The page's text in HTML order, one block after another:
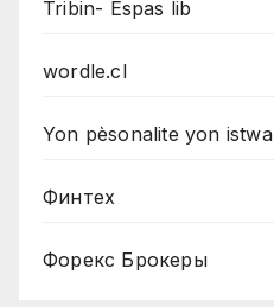
Tribin- Espas lib
wordle.cl
Yon pèsonalite yon istwa
Финтех
Форекс Брокеры